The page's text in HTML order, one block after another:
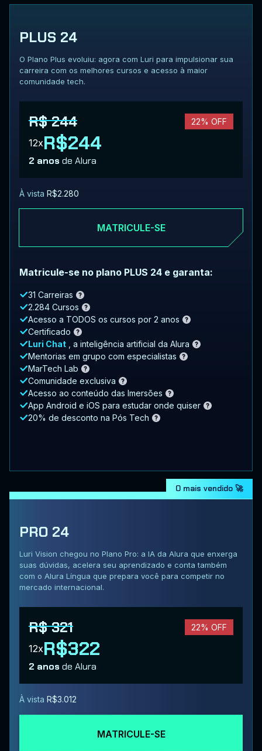
PLUS 24
O Plano Plus evoluiu: agora com Luri para impulsionar sua
carreira com os melhores cursos e acesso à maior
comunidade tech.
R$ 244 22% OFF
12xR$244
2 anosde Alura
À vista R$2.280
MATRICULE-SE
Matricule-se no plano PLUS 24 e garanta:
31 Carreiras
2.284 Cursos
Acesso a TODOS os cursos por 2 anos
Certificado
Luri Chat
, a inteligência artificial da Alura
Mentorias em grupo com especialistas
MarTech Lab
Comunidade exclusiva
Acesso ao conteúdo das Imersões
App Android e iOS para estudar onde quiser
20% de desconto na Pós Tech
O mais vendido 🚀
PRO 24
Luri Vision chegou no Plano Pro: a IA da Alura que enxerga
suas dúvidas, acelera seu aprendizado e conta também
com o Alura Língua que prepara você para competir no
mercado internacional.
R$ 321 22% OFF
12xR$322
2 anosde Alura
À vista R$3.012
MATRICULE-SE